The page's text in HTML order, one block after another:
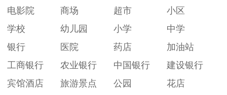
电影院
商场 超市
小区
学校
幼儿园 小学
中学
银行
医院 药店
加油站
工商银行
农业银行 中国银行
建设银行
宾馆酒店
旅游景点 公园
花店